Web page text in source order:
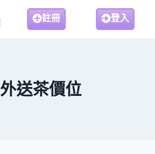
註冊 登入
外送茶價位